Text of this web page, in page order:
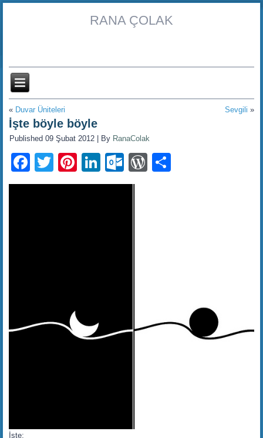
RANA ÇOLAK
« Duvar Üniteleri Sevgili »
İşte böyle böyle
Published 09 Şubat 2012 By RanaColak
Facebook
TwitterPinterest
LinkedIn
Outlook.com
WordPress
İşte;